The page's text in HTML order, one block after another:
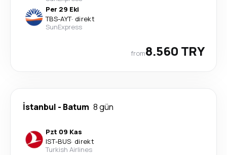
Per 29 Eki
TBS-AYT· direkt
SunExpress
from8.560 TRY
İstanbul - Batum 8 gün
Pzt 09 Kas
IST-BUS· direkt
Turkish Airlines